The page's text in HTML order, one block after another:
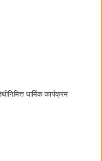
धार्मिक कार्यक्रम